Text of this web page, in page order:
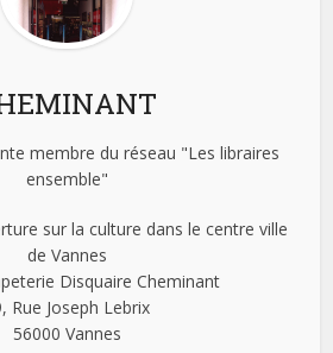
membre du réseau "Les libraires
ensemble"
sur la culture dans le centre ville
de Vannes
Disquaire Cheminant
Rue Joseph Lebrix
56000 Vannes